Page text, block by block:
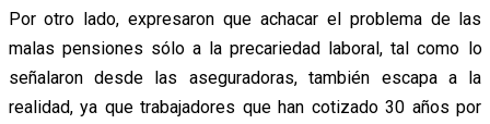
Por otro lado, expresaron que achacar el problema de las
malas pensiones sólo a la precariedad laboral, tal como lo
señalaron desde las aseguradoras, también escapa a la
realidad, ya que trabajadores que han cotizado 30 años por